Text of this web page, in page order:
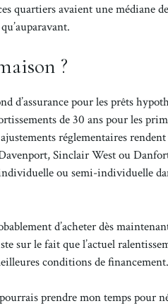
quartiers avaient une médiane
?
d’assurance pour les prêts
de 30 ans pour les
réglementaires
Sinclair West ou
ou semi-individuelle
d’acheter dès
sur le fait que l’actuel
conditions de financement.
prendre mon temps pour